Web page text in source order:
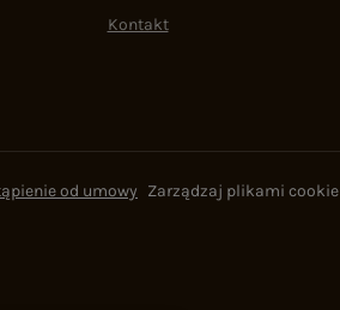
Kontakt
od umowy Zarządzaj plikami cookie